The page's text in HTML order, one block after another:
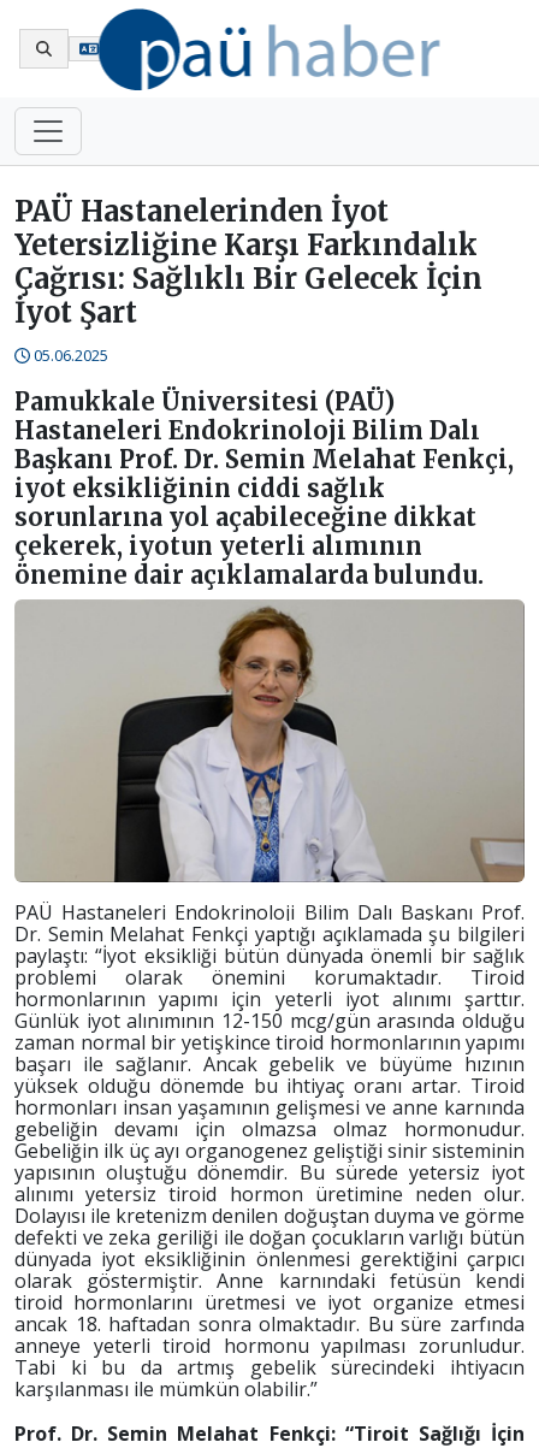
PAÜ Hastanelerinden İyot
Yetersizliğine Karşı Farkındalık
Çağrısı: Sağlıklı Bir Gelecek İçin
İyot Şart
05.06.2025
Pamukkale Üniversitesi (PAÜ)
Hastaneleri Endokrinoloji Bilim Dalı
Başkanı Prof. Dr. Semin Melahat Fenkçi,
iyot eksikliğinin ciddi sağlık
sorunlarına yol açabileceğine dikkat
çekerek, iyotun yeterli alımının
önemine dair açıklamalarda bulundu.
PAÜ Hastaneleri Endokrinoloji Bilim Dalı Başkanı Prof.
Dr. Semin Melahat Fenkçi yaptığı açıklamada şu bilgileri
paylaştı:“İyot eksikliği bütün dünyada önemli bir sağlık
problemi olarak önemini korumaktadır. Tiroid
hormonlarının yapımı için yeterli iyot alınımı şarttır.
Günlük iyot alınımının 12-150 mcg/gün arasında olduğu
zaman normal bir yetişkince tiroid hormonlarının yapımı
başarı ile sağlanır. Ancak gebelik ve büyüme hızının
yüksek olduğu dönemde bu ihtiyaç oranı artar. Tiroid
hormonları insan yaşamının gelişmesi ve anne karnında
gebeliğin devamı için olmazsa olmaz hormonudur.
Gebeliğin ilk üç ayı organogenez geliştiği sinir sisteminin
yapısının oluştuğu dönemdir. Bu sürede yetersiz iyot
alınımı yetersiz tiroid hormon üretimine neden olur.
Dolayısı ile kretenizm denilen doğuştan duyma ve görme
defekti ve zeka geriliği ile doğan çocukların varlığı bütün
dünyada iyot eksikliğinin önlenmesi gerektiğini çarpıcı
olarak göstermiştir. Anne karnındaki fetüsün kendi
tiroid hormonlarını üretmesi ve iyot organize etmesi
ancak 18. haftadan sonra olmaktadır. Bu süre zarfında
anneye yeterli tiroid hormonu yapılması zorunludur.
Tabi ki bu da artmış gebelik sürecindeki ihtiyacın
karşılanması ile mümkün olabilir.”
Prof. Dr. Semin Melahat Fenkçi: “Tiroit Sağlığı İçin